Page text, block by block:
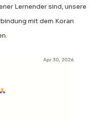
Lernender sind, unsere
mit dem Koran